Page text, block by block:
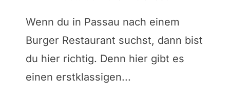
Wenn du in Passau nach einem
Burger Restaurant suchst, dann bist
du hier richtig. Denn hier gibt es
einen erstklassigen...